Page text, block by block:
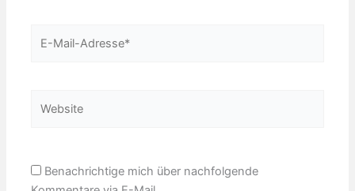
Mail-
Benachrichtige mich über nachfolgende